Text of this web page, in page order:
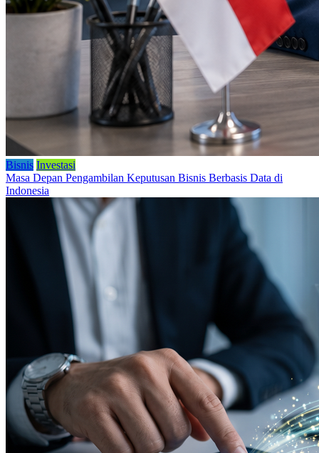
Bisnis Investasi
Masa Depan Pengambilan Keputusan Bisnis Berbasis Data di
Indonesia